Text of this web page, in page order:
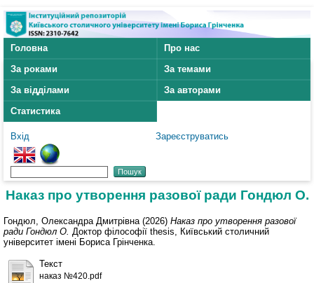
Головна
Про нас
За роками
За темами
За відділами
За авторами
Статистика
Вхід Зареєструватись
Наказ про утворення разової ради Гондюл О.
Гондюл, Олександра Дмитрівна (2026) Наказ про утворення разової
ради Гондюл О. Доктор філософії thesis, Київський столичний
університет імені Бориса Грінченка.
Текст
наказ №420.pdf